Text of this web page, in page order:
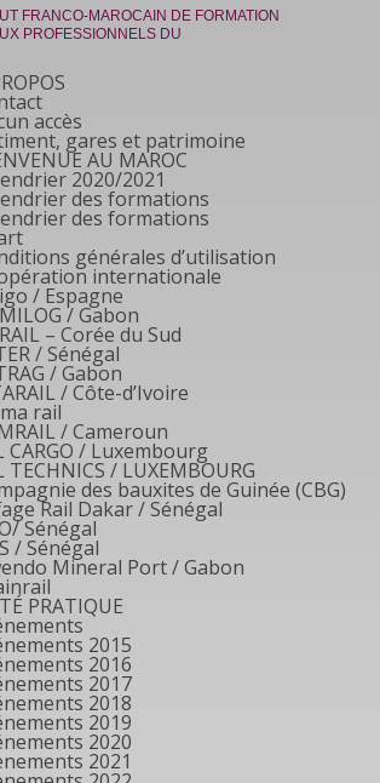
FRANCO-MAROCAIN DE FORMATION
PROFESSIONNELS DU
accès
gares et patrimoine
AU MAROC
2020/2021
des formations
des formations
générales d’utilisation
internationale
/ Espagne
/ Gabon
– Corée du Sud
/ Sénégal
/ Gabon
/ Côte-d’Ivoire
rail
/ Cameroun
CARGO / Luxembourg
TECHNICS / LUXEMBOURG
des bauxites de Guinée (CBG)
Rail Dakar / Sénégal
Sénégal
/ Sénégal
Mineral Port / Gabon
PRATIQUE
2015
2016
2017
2018
2019
2020
2021